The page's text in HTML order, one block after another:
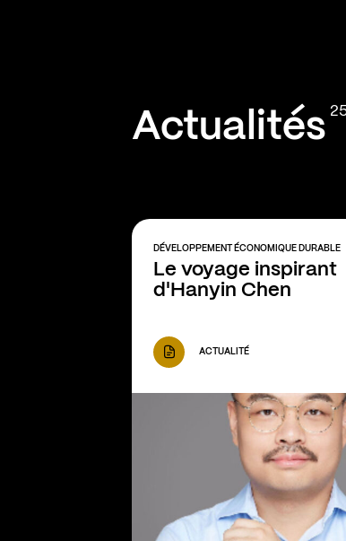
Actualités
DÉVELOPPEMENT ÉCONOMIQUE DURABLE
Le voyage inspirant
d'Hanyin Chen
ACTUALITÉ